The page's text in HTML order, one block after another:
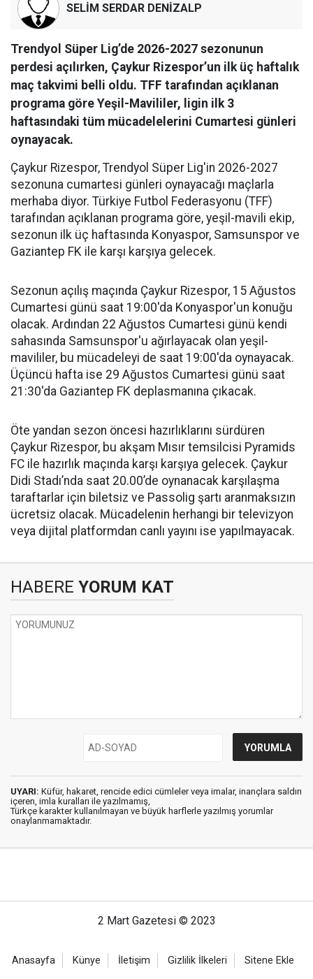
SELİM SERDAR DENİZALP
Trendyol Süper Lig’de 2026-2027 sezonunun
perdesi açılırken, Çaykur Rizespor’un ilk üç haftalık
maç takvimi belli oldu. TFF tarafından açıklanan
programa göre Yeşil-Mavililer, ligin ilk 3
haftasındaki tüm mücadelelerini Cumartesi günleri
oynayacak.
Çaykur Rizespor, Trendyol Süper Lig'in 2026-2027
sezonuna cumartesi günleri oynayacağı maçlarla
merhaba diyor. Türkiye Futbol Federasyonu (TFF)
tarafından açıklanan programa göre, yeşil-mavili ekip,
sezonun ilk üç haftasında Konyaspor, Samsunspor ve
Gaziantep FK ile karşı karşıya gelecek.
Sezonun açılış maçında Çaykur Rizespor, 15 Ağustos
Cumartesi günü saat 19:00'da Konyaspor'un konuğu
olacak. Ardından 22 Ağustos Cumartesi günü kendi
sahasında Samsunspor'u ağırlayacak olan yeşil-
mavililer, bu mücadeleyi de saat 19:00'da oynayacak.
Üçüncü hafta ise 29 Ağustos Cumartesi günü saat
21:30'da Gaziantep FK deplasmanına çıkacak.
Öte yandan sezon öncesi hazırlıklarını sürdüren
Çaykur Rizespor, bu akşam Mısır temsilcisi Pyramids
FC ile hazırlık maçında karşı karşıya gelecek. Çaykur
Didi Stadı’nda saat 20.00’de oynanacak karşılaşma
taraftarlar için biletsiz ve Passolig şartı aranmaksızın
ücretsiz olacak. Mücadelenin herhangi bir televizyon
veya dijital platformdan canlı yayını ise yapılmayacak.
HABERE YORUM KAT
UYARI: Küfür, hakaret, rencide edici cümleler veya imalar, inançlara saldırı
içeren, imla kuralları ile yazılmamış,
Türkçe karakter kullanılmayan ve büyük harflerle yazılmış yorumlar
onaylanmamaktadır.
2 Mart Gazetesi © 2023
Anasayfa Künye İletişim Gizlilik İlkeleri Sitene Ekle